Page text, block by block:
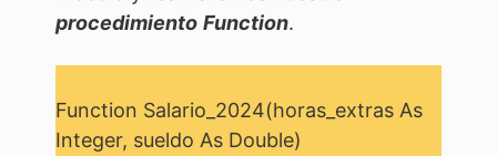
procedimiento Function.
Function Salario_2024(horas_extras As
Integer, sueldo As Double)